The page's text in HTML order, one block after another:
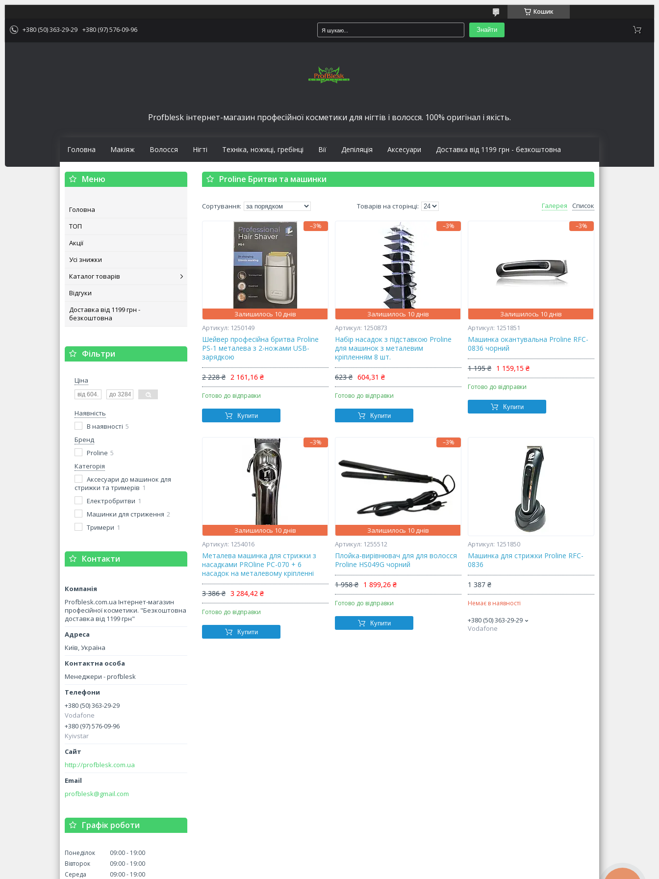
Кошик
+380 (50) 363-29-29 +380 (97) 576-09-96 Знайти
Profblesk інтернет-магазин професійної косметики для нігтів і волосся. 100% оригінал і якість.
Головна Макіяж Волосся Нігті Техніка, ножиці, гребінці Вії Депіляція Аксесуари Доставка від 1199 грн - безкоштовна
Головна
ТОП
Акції
Усі знижки
Каталог товарів
Відгуки
Доставка від 1199 грн -
безкоштовна
Фільтри
Ціна
Наявність
В наявності 5
Бренд
Proline 5
Категорія
Аксесуари до машинок для
стрижки та тримерів 1
Електробритви 1
Машинки для стриження 2
Тримери 1
Контакти
Profblesk.com.ua Інтернет-магазин
професійної косметики. "Безкоштовна
доставка від 1199 грн"
Київ, Україна
Менеджери - profblesk
+380 (50) 363-29-29
Vodafone
+380 (97) 576-09-96
Kyivstar
http://profblesk.com.ua
profblesk@gmail.com
Графік роботи
Понеділок 09:00
19:00
Вівторок
09:00
19:00
Середа
09:00 19:00
Proline Бритви та машинки
Галерея Список
–3%
Залишилось 10 днів
1250149
Шейвер професійна бритва Proline
PS-1 металева з 2-ножами USB-
зарядкою
2 228 ₴ 2 161,16 ₴
Готово до відправки
Купити
–3%
Залишилось 10 днів
1250873
Набір насадок з підставкою Proline
для машинок з металевим
кріпленням 8 шт.
623 ₴ 604,31 ₴
Готово до відправки
Купити
–3%
Залишилось 10 днів
1251851
Машинка окантувальна Proline RFC-
0836 чорний
1 195 ₴ 1 159,15 ₴
Готово до відправки
Купити
–3%
Залишилось 10 днів
1254016
Металева машинка для стрижки з
насадками PROline PC-070 + 6
насадок на металевому кріпленні
3 386 ₴ 3 284,42 ₴
Готово до відправки
Купити
–3%
Залишилось 10 днів
1255512
Плойка-вирівнювач для для волосся
Proline HS049G чорний
1 958 ₴ 1 899,26 ₴
Готово до відправки
Купити
1251850
Машинка для стрижки Proline RFC-
0836
1 387 ₴
Немає в наявності
+380 (50) 363-29-29
Vodafone